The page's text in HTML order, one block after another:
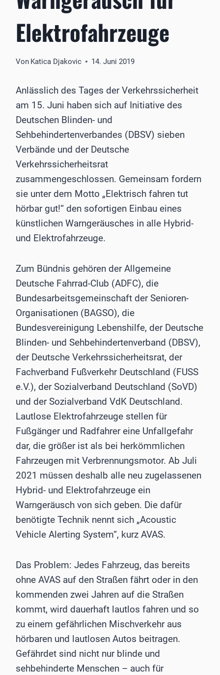
Elektrofahrzeuge
Von Katica Djakovic 14. Juni 2019
Anlässlich des Tages der Verkehrssicherheit
am 15. Juni haben sich auf Initiative des
Deutschen Blinden- und
Sehbehindertenverbandes (DBSV) sieben
Verbände und der Deutsche
Verkehrssicherheitsrat
zusammengeschlossen. Gemeinsam fordern
sie unter dem Motto „Elektrisch fahren tut
hörbar gut!“ den sofortigen Einbau eines
künstlichen Warngeräusches in alle Hybrid-
und Elektrofahrzeuge.
Zum Bündnis gehören der Allgemeine
Deutsche Fahrrad-Club (ADFC), die
Bundesarbeitsgemeinschaft der Senioren-
Organisationen (BAGSO), die
Bundesvereinigung Lebenshilfe, der Deutsche
Blinden- und Sehbehindertenverband (DBSV),
der Deutsche Verkehrssicherheitsrat, der
Fachverband Fußverkehr Deutschland (FUSS
e.V.), der Sozialverband Deutschland (SoVD)
und der Sozialverband VdK Deutschland.
Lautlose Elektrofahrzeuge stellen für
Fußgänger und Radfahrer eine Unfallgefahr
dar, die größer ist als bei herkömmlichen
Fahrzeugen mit Verbrennungsmotor. Ab Juli
2021 müssen deshalb alle neu zugelassenen
Hybrid- und Elektrofahrzeuge ein
Warngeräusch von sich geben. Die dafür
benötigte Technik nennt sich „Acoustic
Vehicle Alerting System“, kurz AVAS.
Das Problem: Jedes Fahrzeug, das bereits
ohne AVAS auf den Straßen fährt oder in den
kommenden zwei Jahren auf die Straßen
kommt, wird dauerhaft lautlos fahren und so
zu einem gefährlichen Mischverkehr aus
hörbaren und lautlosen Autos beitragen.
Gefährdet sind nicht nur blinde und
sehbehinderte Menschen – auch für